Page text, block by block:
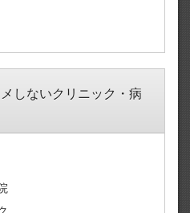
しないクリニック・病